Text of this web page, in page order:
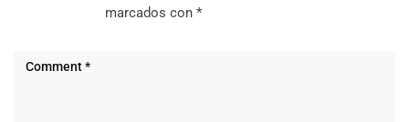
marcados con *